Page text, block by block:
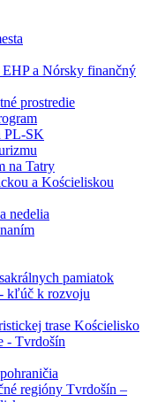
a Nórsky finančný
prostredie
PL-SK
na Tatry
a Kościeliskou
nedelia
pamiatok
kľúč k rozvoju
trase Kościelisko
- Tvrdošín
regióny Tvrdošín –